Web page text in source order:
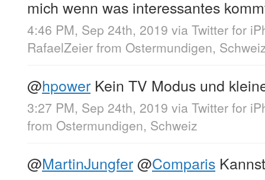
mich wenn was interessantes
4:46 PM, Sep 24th, 2019 via Twitter for
RafaelZeier from Ostermundigen,
@hpower Kein TV Modus und
3:27 PM, Sep 24th, 2019 via Twitter for
from Ostermundigen, Schweiz
@MartinJungfer@Comparis